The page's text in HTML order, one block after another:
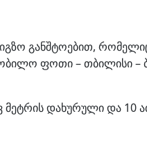
განშტოებით,
ფოთი – თბილისი –
მეტრის დახურული და 10